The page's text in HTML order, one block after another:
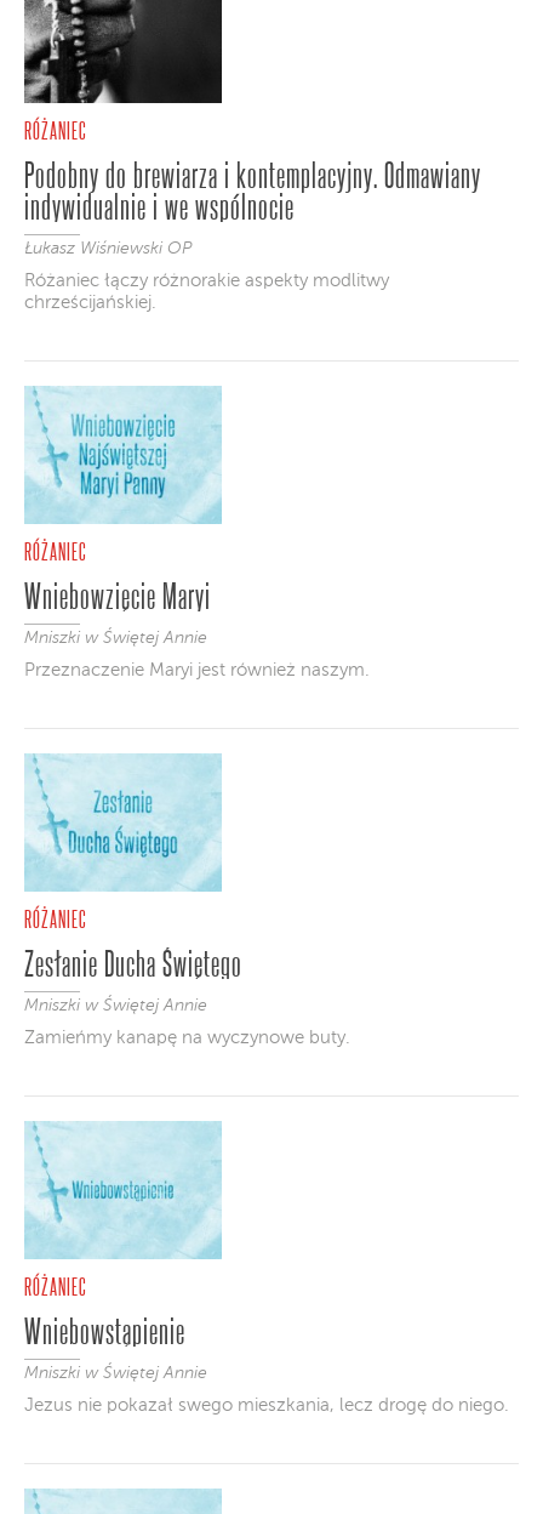
RÓŻANIEC
Podobny do brewiarza i kontemplacyjny. Odmawiany
indywidualnie i we wspólnocie
Łukasz Wiśniewski OP
Różaniec łączy różnorakie aspekty modlitwy
chrześcijańskiej.
RÓŻANIEC
Wniebowzięcie Maryi
Mniszki w Świętej Annie
Przeznaczenie Maryi jest również naszym.
RÓŻANIEC
Zesłanie Ducha Świętego
Mniszki w Świętej Annie
Zamieńmy kanapę na wyczynowe buty.
RÓŻANIEC
Wniebowstąpienie
Mniszki w Świętej Annie
Jezus nie pokazał swego mieszkania, lecz drogę do niego.